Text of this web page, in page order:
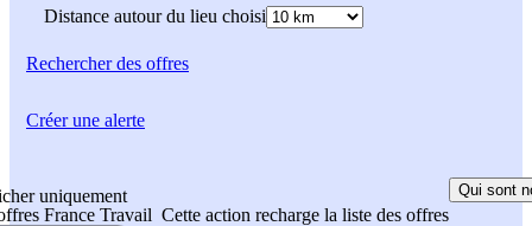
Distance autour du lieu choisi
Rechercherdes offres
uniquement
France Travail Cette action recharge la liste des offres
Qui sont
Créer une alerte